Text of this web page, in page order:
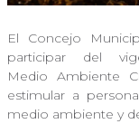
El Concejo
participar del
Medio Ambiente
estimular a
medio ambiente y